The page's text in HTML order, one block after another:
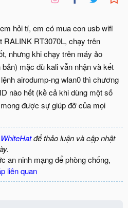
hỏi tí, em có mua con usb wifi
RT3070L, chạy trên
nhưng khi chạy trên máy ảo
mặc dù kali vẫn nhận và kết
airodump-ng wlan0 thì chương
nào hết (kề cả khi dùng một số
được sự giúp đỡ của mọi
để thảo luận và cập nhật
an ninh mạng để phòng chống,
liên quan